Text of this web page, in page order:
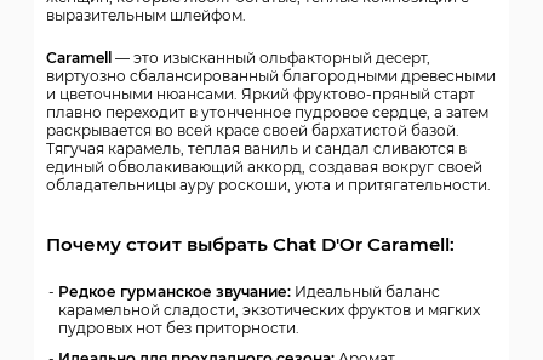
выразительным шлейфом.
Caramell — это изысканный ольфакторный десерт,
виртуозно сбалансированный благородными древесными
и цветочными нюансами. Яркий фруктово-пряный старт
плавно переходит в утонченное пудровое сердце, а затем
раскрывается во всей красе своей бархатистой базой.
Тягучая карамель, теплая ваниль и сандал сливаются в
единый обволакивающий аккорд, создавая вокруг своей
обладательницы ауру роскоши, уюта и притягательности.
Почему стоит выбрать Chat D'Or Caramell:
Редкое гурманское звучание: Идеальный баланс
карамельной сладости, экзотических фруктов и мягких
пудровых нот без приторности.